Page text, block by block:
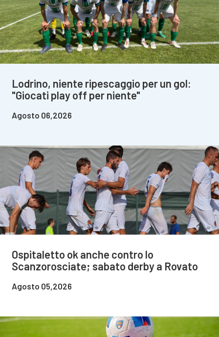
Lodrino, niente ripescaggio per un gol:
"Giocati play off per niente"
Agosto 06,2026
Ospitaletto ok anche contro lo
Scanzorosciate; sabato derby a Rovato
Agosto 05,2026